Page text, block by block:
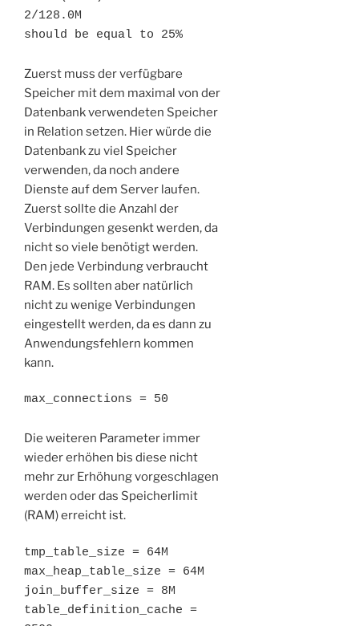
2/128.0M
should be equal to 25%
Zuerst muss der verfügbare
Speicher mit dem maximal von der
Datenbank verwendeten Speicher
in Relation setzen. Hier würde die
Datenbank zu viel Speicher
verwenden, da noch andere
Dienste auf dem Server laufen.
Zuerst sollte die Anzahl der
Verbindungen gesenkt werden, da
nicht so viele benötigt werden.
Den jede Verbindung verbraucht
RAM. Es sollten aber natürlich
nicht zu wenige Verbindungen
eingestellt werden, da es dann zu
Anwendungsfehlern kommen
kann.
max_connections = 50
Die weiteren Parameter immer
wieder erhöhen bis diese nicht
mehr zur Erhöhung vorgeschlagen
werden oder das Speicherlimit
(RAM) erreicht ist.
tmp_table_size = 64M
max_heap_table_size = 64M
join_buffer_size = 8M
table_definition_cache =